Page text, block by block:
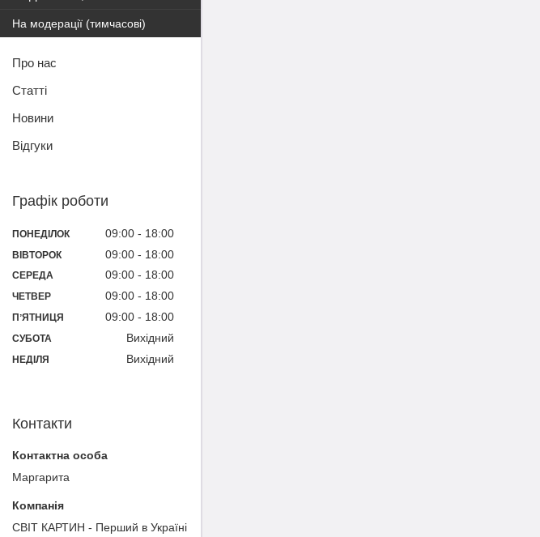
На модерації (тимчасові)
Про нас
Статті
Новини
Відгуки
Графік роботи
ПОНЕДІЛОК 09:00 18:00
ВІВТОРОК 09:00 18:00
СЕРЕДА 09:00 18:00
ЧЕТВЕР 09:00 18:00
ПʼЯТНИЦЯ 09:00 18:00
СУБОТА Вихідний
НЕДІЛЯ Вихідний
Контакти
Маргарита
СВІТ КАРТИН - Перший в Україні